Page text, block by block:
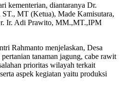
kementerian, diantaranya Dr.
MT (Ketua), Made Kamisutara,
Ir. Adi Prawito, MM.,MT.,IPM
Rahmanto menjelaskan, Desa
tanaman jagung, cabe rawit
prioritas wilayah terkait
aspek kegiatan yaitu produksi